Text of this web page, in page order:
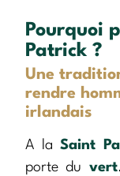
Pourquoi
Patrick ?
Une
rendre
irlandais
A la Saint
porte du vert